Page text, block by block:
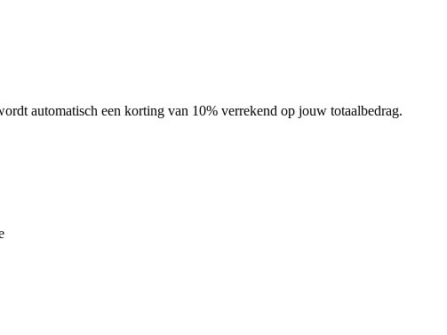
automatisch een korting van 10% verrekend op jouw totaalbedrag.